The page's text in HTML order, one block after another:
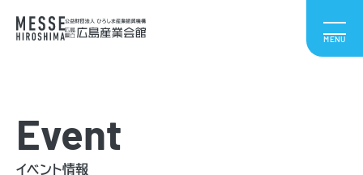
Event
イベント情報